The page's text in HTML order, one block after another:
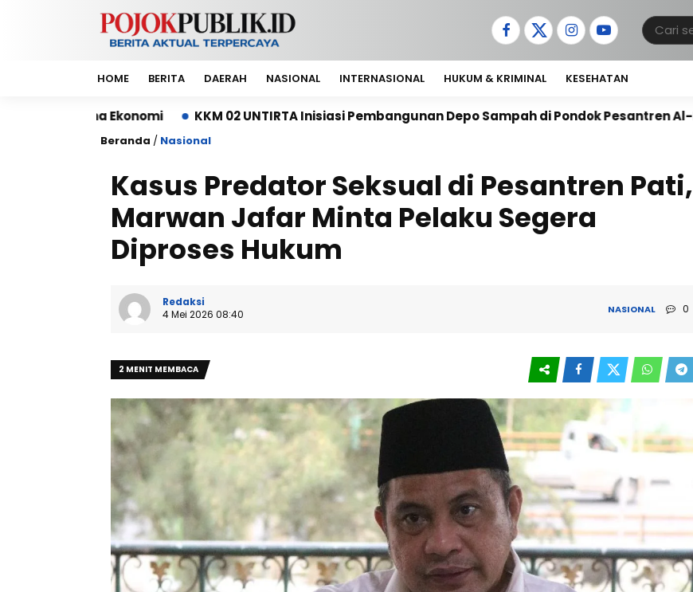
HOME BERITA DAERAH NASIONAL INTERNASIONAL HUKUM & KRIMINAL KESEHATAN
KKM 02 UNTIRTA Inisiasi Pembangunan Depo Sampah di Pondok Pesantren Al-Muawanah
Beranda / Nasional
Kasus Predator Seksual di Pesantren Pati,
Marwan Jafar Minta Pelaku Segera
Diproses Hukum
Redaksi
4 Mei 2026 08:40
NASIONAL 0
2 MENIT MEMBACA